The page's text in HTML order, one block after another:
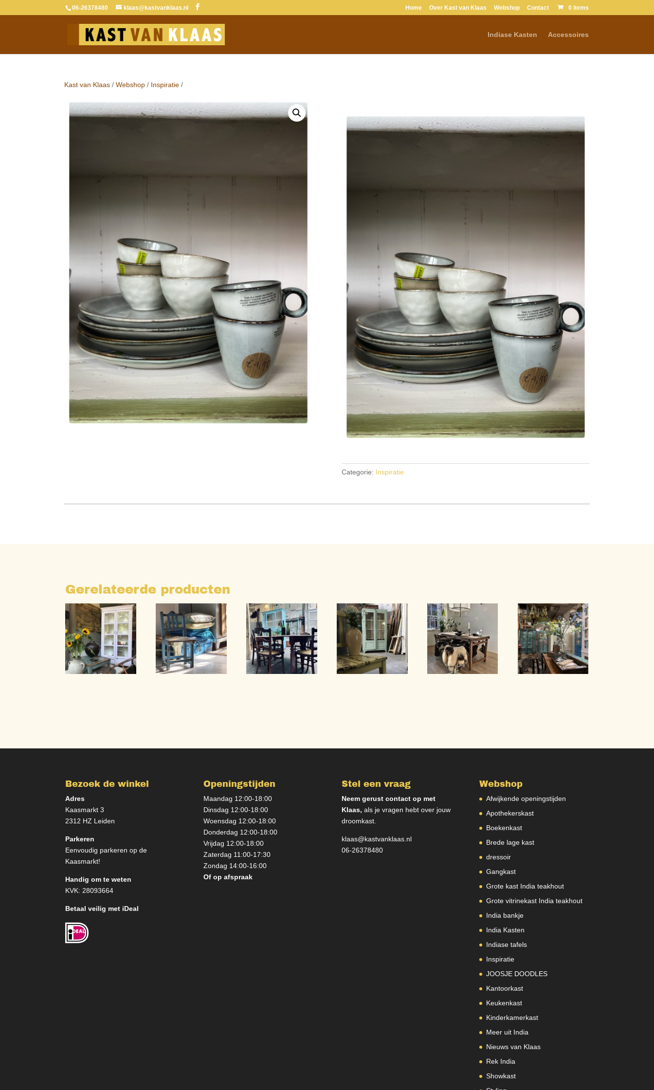
06-26378480 klaas@kastvanklaas.nl Home Over Kast van Klaas Webshop Contact 0 items
Indiase Kasten Accessoires
Kast van Klaas / Webshop / Inspiratie /
Categorie: Inspiratie
Gerelateerde producten
Bezoek de winkel
Adres
Kaasmarkt 3
2312 HZ Leiden
Parkeren
Eenvoudig parkeren op de
Kaasmarkt!
Handig om te weten
KVK: 28093664
Betaal veilig met iDeal
Openingstijden
Maandag 12:00-18:00
Dinsdag 12:00-18:00
Woensdag 12:00-18:00
Donderdag 12:00-18:00
Vrijdag 12:00-18:00
Zaterdag 11:00-17:30
Zondag 14:00-16:00
Of op afspraak
Stel een vraag
Neem gerust contact op met
Klaas, als je vragen hebt over jouw
droomkast.
klaas@kastvanklaas.nl
06-26378480
Webshop
Afwijkende openingstijden
Apothekerskast
Boekenkast
Brede lage kast
dressoir
Gangkast
Grote kast India teakhout
Grote vitrinekast India teakhout
India bankje
India Kasten
Indiase tafels
Inspiratie
JOOSJE DOODLES
Kantoorkast
Keukenkast
Kinderkamerkast
Meer uit India
Nieuws van Klaas
Rek India
Showkast